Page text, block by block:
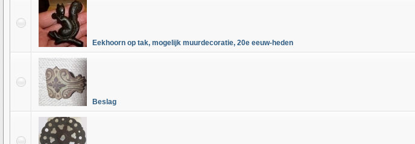
Eekhoorn op tak, mogelijk muurdecoratie, 20e eeuw-heden
Beslag